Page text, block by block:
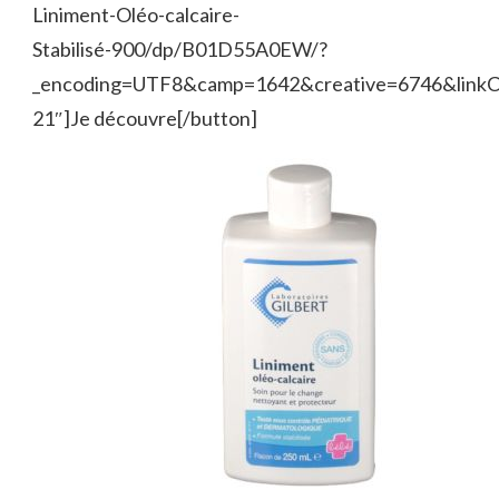
Liniment-Oléo-calcaire-
Stabilisé-900/dp/B01D55A0EW/?
21″]Je découvre[/button]